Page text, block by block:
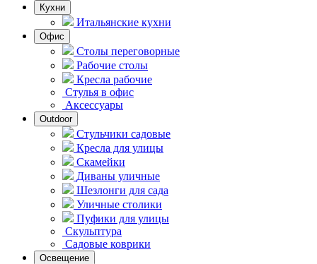
Кухни
Итальянские кухни
Офис
Столы переговорные
Рабочие столы
Кресла рабочие
Стулья в офис
Аксессуары
Outdoor
Стульчики садовые
Кресла для улицы
Скамейки
Диваны уличные
Шезлонги для сада
Уличные столики
Пуфики для улицы
Скульптура
Садовые коврики
Освещение